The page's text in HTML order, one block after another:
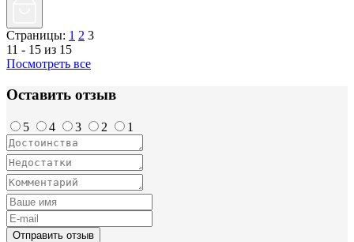
Страницы: 1 2 3
11 - 15 из 15
Посмотреть все
Оставить отзыв
5 4 3 2 1
Отправить отзыв